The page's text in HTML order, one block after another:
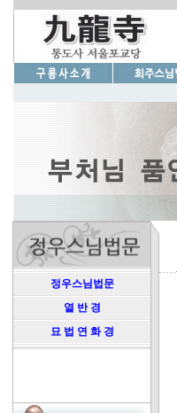
정우스님법문
열 반 경
묘 법 연 화 경